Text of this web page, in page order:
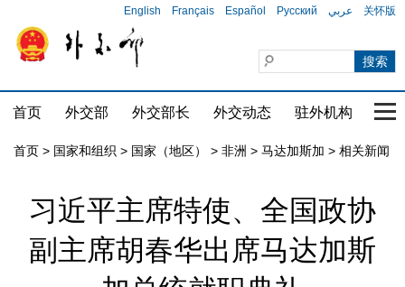
English Français Español Русский عربي 关怀版
首页 外交部 外交部长 外交动态 驻外机构 国
首页 > 国家和组织 > 国家（地区） > 非洲 > 马达加斯加 > 相关新闻
习近平主席特使、全国政协
副主席胡春华出席马达加斯